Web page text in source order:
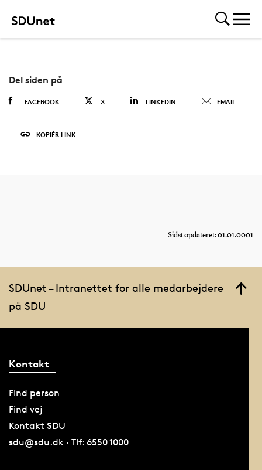
Del siden på
FACEBOOK X LINKEDIN EMAIL
KOPIÉR LINK
Sidst opdateret: 01.01.0001
SDUnet – Intranettet for alle medarbejdere
på SDU
Kontakt
Find person
Find vej
Kontakt SDU
sdu@sdu.dk · Tlf: 6550 1000